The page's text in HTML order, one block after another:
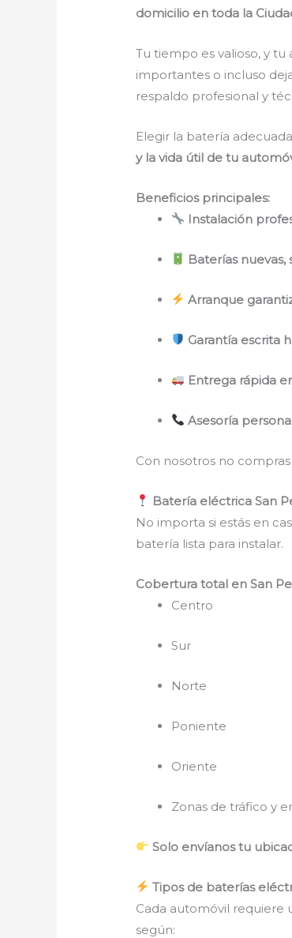
domicilio en toda la
Tu tiempo es valioso, y
importantes o incluso
respaldo profesional y
Elegir la batería
y la vida útil de tu
Beneficios principales:
Instalación
Baterías
Arranque
Garantía escrita
Entrega rápida
Asesoría
Con nosotros no
Batería eléctrica San
No importa si estás en
batería lista para instalar.
Cobertura total en San
Centro
Sur
Norte
Poniente
Oriente
Zonas de tráfico y
Solo envíanos tu
Tipos de baterías
Cada automóvil requiere
según: